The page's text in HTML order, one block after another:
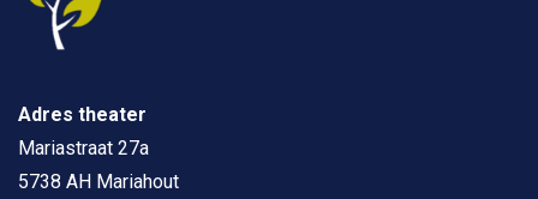
Adres theater
Mariastraat 27a
5738 AH Mariahout